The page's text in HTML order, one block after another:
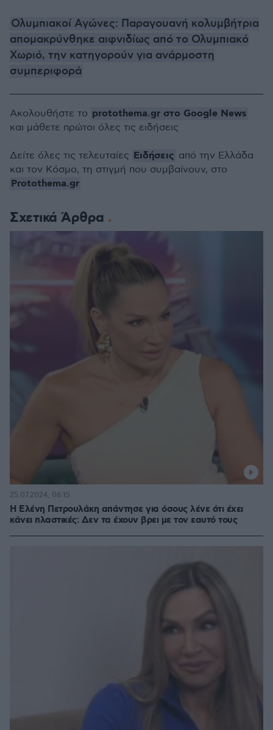
Ολυμπιακοί Αγώνες: Παραγουανή κολυμβήτρια
απομακρύνθηκε αιφνιδίως από το Ολυμπιακό
Χωριό, την κατηγορούν για ανάρμοστη
συμπεριφορά
Σχετικά Άρθρα
Η Ελένη Πετρουλάκη απάντησε για όσους λένε ότι έχει
κάνει πλαστικές: Δεν τα έχουν βρει με τον εαυτό τους
25.07.2024, 06:15
Ακολουθήστε το protothema.gr στο Google News
και μάθετε πρώτοι όλες τις ειδήσεις
Δείτε όλες τις τελευταίες Ειδήσεις από την Ελλάδα
και τον Κόσμο, τη στιγμή που συμβαίνουν, στο
Protothema.gr